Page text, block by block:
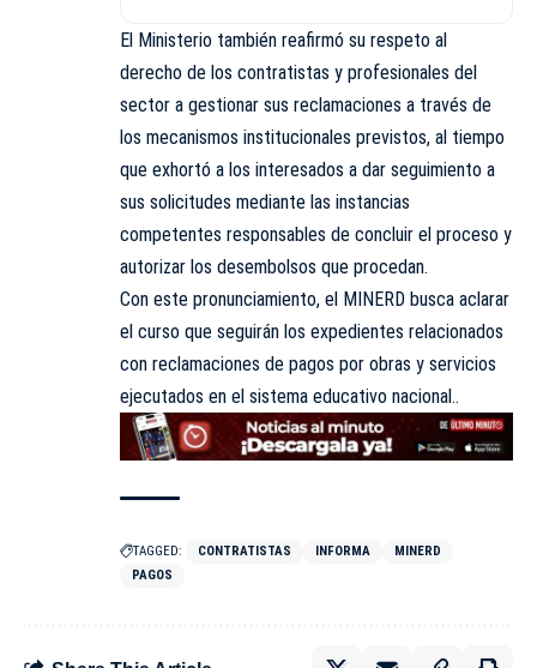
El Ministerio también reafirmó su respeto al
derecho de los contratistas y profesionales del
sector a gestionar sus reclamaciones a través de
los mecanismos institucionales previstos, al tiempo
que exhortó a los interesados a dar seguimiento a
sus solicitudes mediante las instancias
competentes responsables de concluir el proceso y
autorizar los desembolsos que procedan.
Con este pronunciamiento, el MINERD busca aclarar
el curso que seguirán los expedientes relacionados
con reclamaciones de pagos por obras y servicios
ejecutados en el sistema educativo nacional..
TAGGED: CONTRATISTAS INFORMA
MINERD
PAGOS